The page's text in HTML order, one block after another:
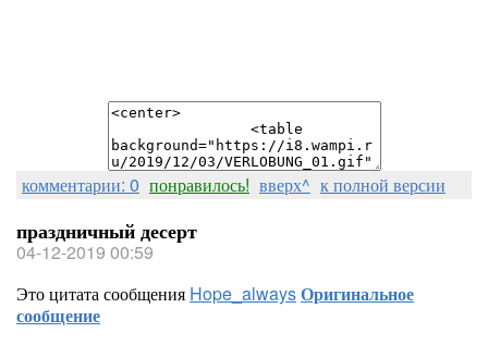
комментарии: 0 понравилось! вверх^ к полной версии
праздничный десерт
04-12-2019 00:59
Это цитата сообщения Hope_alwaysОригинальное
сообщение